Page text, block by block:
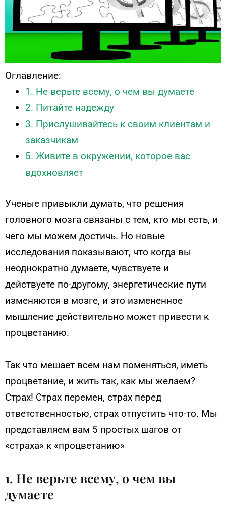
Оглавление:
1. Не верьте всему, о чем вы думаете
2. Питайте надежду
3. Прислушивайтесь к своим клиентам и
заказчикам
5. Живите в окружении, которое вас
вдохновляет
Ученые привыкли думать, что решения
головного мозга связаны с тем, кто мы есть, и
чего мы можем достичь. Но новые
исследования показывают, что когда вы
неоднократно думаете, чувствуете и
действуете по-другому, энергетические пути
изменяются в мозге, и это измененное
мышление действительно может привести к
процветанию.
Так что мешает всем нам поменяться, иметь
процветание, и жить так, как мы желаем?
Страх! Страх перемен, страх перед
ответственностью, страх отпустить что-то. Мы
представляем вам 5 простых шагов от
«страха» к «процветанию»
1. Не верьте всему, о чем вы
думаете